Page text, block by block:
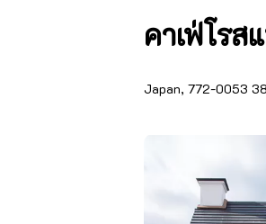
คาเฟ่โรส
Japan, 772-0053